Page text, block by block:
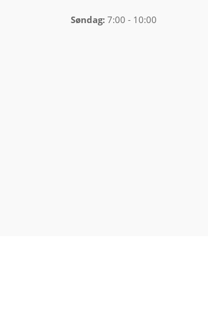
Søndag: 7:00 - 10:00